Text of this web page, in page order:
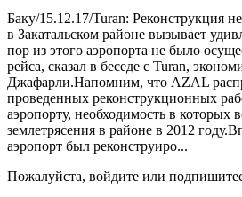
Баку/15.12.17/Turan: Реконструкция
в Закатальском районе вызывает
пор из этого аэропорта не было
рейса, сказал в беседе с Turan,
Джафарли.Напомним, что AZAL
проведенных реконструкционных
аэропорту, необходимость в которых
землетрясения в районе в 2012
аэропорт был реконструиро...
Пожалуйста, войдите или